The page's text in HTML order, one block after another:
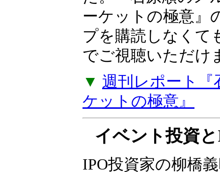
提供内容がア
「石原順チャンネ
ンバーシップを開
た。『石原順のメ
ーケットの極意』
プを購読しなく
でご視聴いただけ